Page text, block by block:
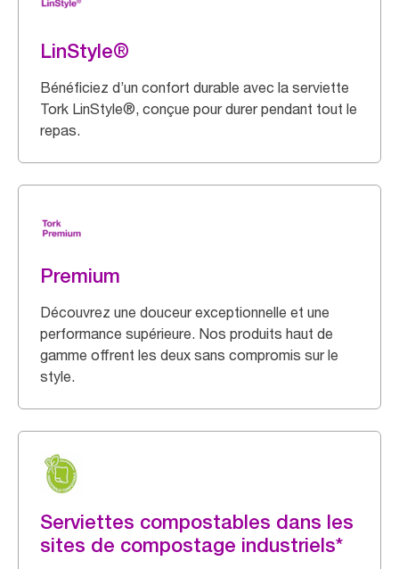
LinStyle®
Bénéficiez d’un confort durable avec la serviette
Tork LinStyle®, conçue pour durer pendant tout le
repas.
Premium
Découvrez une douceur exceptionnelle et une
performance supérieure. Nos produits haut de
gamme offrent les deux sans compromis sur le
style.
Serviettes compostables dans les
sites de compostage industriels*